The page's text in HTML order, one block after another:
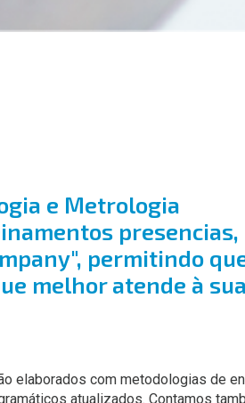
e Metrologia
presencias,
permitindo
melhor atende à sua
elaborados com metodologias de
atualizados. Contamos